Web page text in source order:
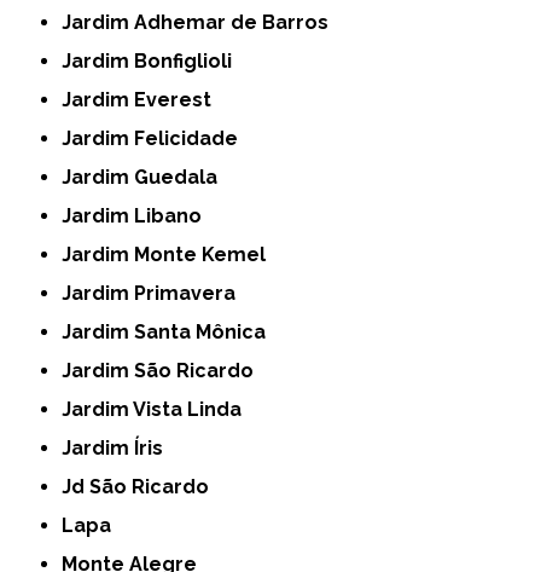
Jardim Adhemar de Barros
Jardim Bonfiglioli
Jardim Everest
Jardim Felicidade
Jardim Guedala
Jardim Libano
Jardim Monte Kemel
Jardim Primavera
Jardim Santa Mônica
Jardim São Ricardo
Jardim Vista Linda
Jardim Íris
Jd São Ricardo
Lapa
Monte Alegre